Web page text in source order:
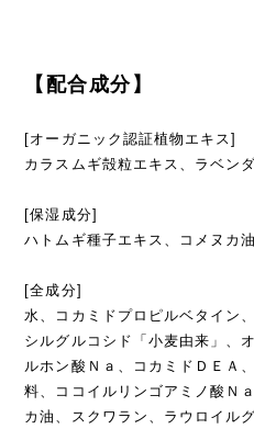
【配合成分】
[オーガニック認証植物エキス]
カラスムギ殻粒エキス、ラベン
[保湿成分]
ハトムギ種子エキス、コメヌカ
[全成分]
水、コカミドプロピルベタイン
シルグルコシド「小麦由来」、
ルホン酸Ｎａ、コカミドＤＥＡ
料、ココイルリンゴアミノ酸Ｎ
カ油、スクワラン、ラウロイル